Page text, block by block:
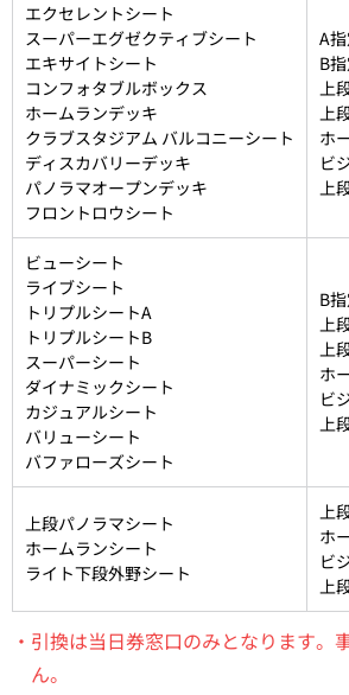
エクセレントシート
スーパーエグゼクティブシート
エキサイトシート
コンフォタブルボックス
ホームランデッキ
クラブスタジアム バルコニーシート
ディスカバリーデッキ
パノラマオープンデッキ
フロントロウシート
A指
B
上
上
ホ
ビ
上
ビューシート
ライブシート
トリプルシートA
トリプルシートB
スーパーシート
ダイナミックシート
カジュアルシート
バリューシート
バファローズシート
B
上
上
ホ
ビ
上
上段パノラマシート
ホームランシート
ライト下段外野シート
上
ホ
ビ
上
・引換は当日券窓口のみとなります。
ん。